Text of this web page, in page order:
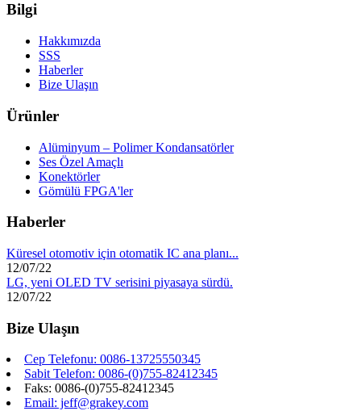
Bilgi
Hakkımızda
SSS
Haberler
Bize Ulaşın
Ürünler
Alüminyum – Polimer Kondansatörler
Ses Özel Amaçlı
Konektörler
Gömülü FPGA'ler
Haberler
Küresel otomotiv için otomatik IC ana planı...
12/07/22
LG, yeni OLED TV serisini piyasaya sürdü.
12/07/22
Bize Ulaşın
Cep Telefonu: 0086-13725550345
Sabit Telefon: 0086-(0)755-82412345
Faks: 0086-(0)755-82412345
Email: jeff@grakey.com